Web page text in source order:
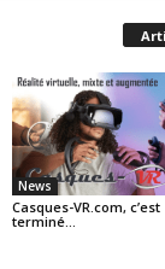
News
Casques-VR.com, c’est
terminé…